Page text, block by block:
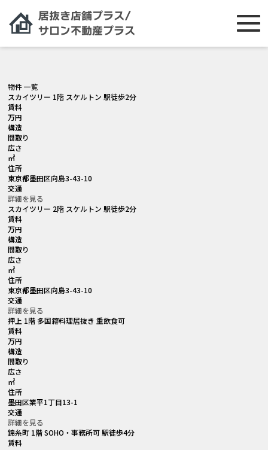
物件 一覧
スカイツリー 1階 スケルトン 駅徒歩2分
賃料
万円
構造
間取り
広さ
㎡
住所
東京都墨田区向島3-43-10
交通
詳細を見る
スカイツリー 2階 スケルトン 駅徒歩2分
賃料
万円
構造
間取り
広さ
㎡
住所
東京都墨田区向島3-43-10
交通
詳細を見る
押上 1階 多国籍料理居抜き 重飲食可
賃料
万円
構造
間取り
広さ
㎡
住所
墨田区業平1丁目13-1
交通
詳細を見る
錦糸町 1階 SOHO・事務所可 駅徒歩4分
賃料